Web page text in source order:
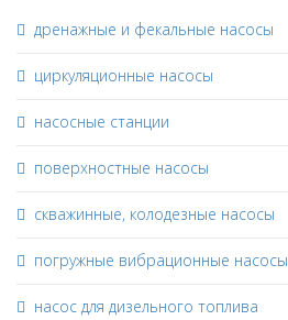
дренажные и фекальные насосы
циркуляционные насосы
насосные станции
поверхностные насосы
скважинные, колодезные насосы
погружные вибрационные насосы
насос для дизельного топлива